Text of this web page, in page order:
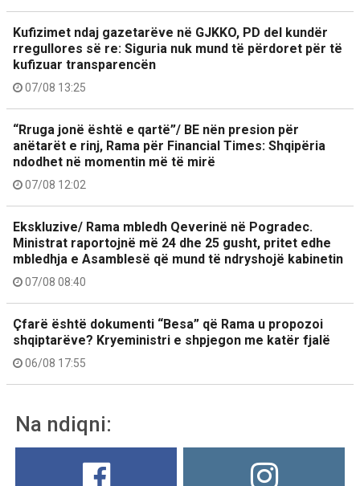
Kufizimet ndaj gazetarëve në GJKKO, PD del kundër
rregullores së re: Siguria nuk mund të përdoret për të
kufizuar transparencën
07/08 13:25
“Rruga jonë është e qartë”/ BE nën presion për
anëtarët e rinj, Rama për Financial Times: Shqipëria
ndodhet në momentin më të mirë
07/08 12:02
Ekskluzive/ Rama mbledh Qeverinë në Pogradec.
Ministrat raportojnë më 24 dhe 25 gusht, pritet edhe
mbledhja e Asamblesë që mund të ndryshojë kabinetin
07/08 08:40
Çfarë është dokumenti “Besa” që Rama u propozoi
shqiptarëve? Kryeministri e shpjegon me katër fjalë
06/08 17:55
Na ndiqni: